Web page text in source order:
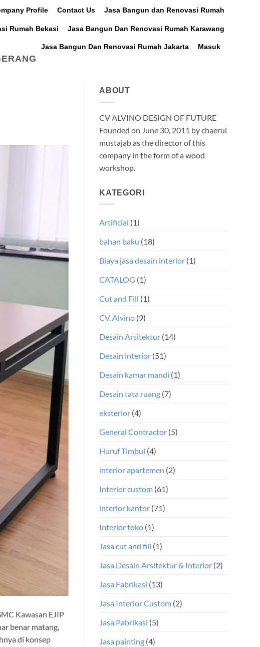
Profile Contact Us Jasa Bangun dan Renovasi Rumah
Rumah Bekasi Jasa Bangun Dan Renovasi Rumah Karawang
Jasa Bangun Dan Renovasi Rumah Jakarta Masuk
Kawasan EJIP
benar matang,
di konsep
ABOUT
CV ALVINO DESIGN OF FUTURE
Founded on June 30, 2011 by chaerul
mustajab as the director of this
company in the form of a wood
workshop.
KATEGORI
Artificial (1)
bahan baku (18)
Biaya jasa desain interior (1)
CATALOG (1)
Cut and Fill (1)
CV. Alvino (9)
Desain Arsitektur (14)
Desain interior (51)
Desain kamar mandi (1)
Desain tata ruang (7)
eksterior (4)
General Contractor (5)
Huruf Timbul (4)
interior apartemen (2)
Interior custom (61)
interior kantor (71)
Interior toko (1)
Jasa cut and fill (1)
Jasa Desain Arsitektur & Interior (2)
Jasa Fabrikasi (13)
Jasa Interior Custom (2)
Jasa Pabrikasi (5)
Jasa painting (4)